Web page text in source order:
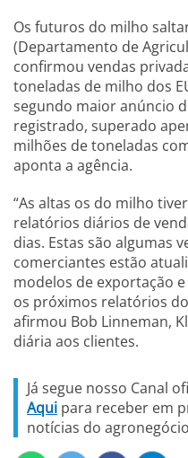
Os futuros do milho
(Departamento de
confirmou vendas
toneladas de milho dos
segundo maior anúncio
registrado, superado
milhões de toneladas
aponta a agência.
“As altas os do milho
relatórios diários de
dias. Estas são algumas
comerciantes estão
modelos de exportação
os próximos relatórios
afirmou Bob Linneman,
diária aos clientes.
Já segue nosso Canal
Aqui para receber em
notícias do agronegócio